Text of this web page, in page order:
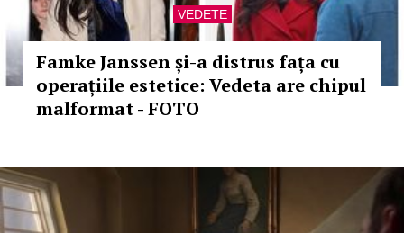
VEDETE
Famke Janssen și-a distrus fața cu
operațiile estetice: Vedeta are chipul
malformat - FOTO